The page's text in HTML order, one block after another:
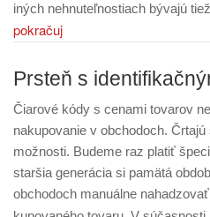
iných nehnuteľnostiach bývajú
pokračuj
Prsteň s
Čiarové kódy s cenami tovarov
nakupovanie v obchodoch.
možnosti. Budeme raz platiť
staršia generácia si pamätá
obchodoch manuálne